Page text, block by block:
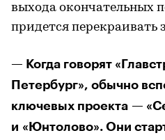
выхода окончательных
придется перекраивать
— Когда говорят
Петербург», обычно
ключевых проекта —
и «Юнтолово». Они